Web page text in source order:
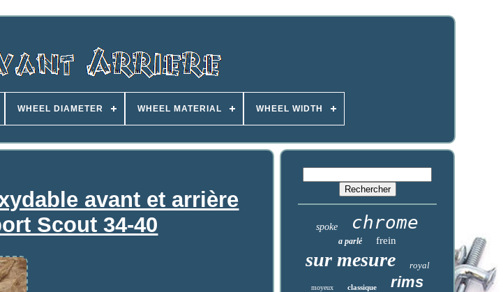
WHEEL DIAMETER WHEEL MATERIAL WHEEL WIDTH
avant et arrière
Scout 34-40
spoke chrome
a parlé frein
sur mesure royal
moyeux classique rims